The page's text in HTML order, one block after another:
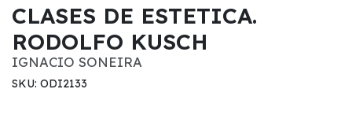
CLASES DE ESTETICA.
RODOLFO KUSCH
IGNACIO SONEIRA
SKU: ODI2133